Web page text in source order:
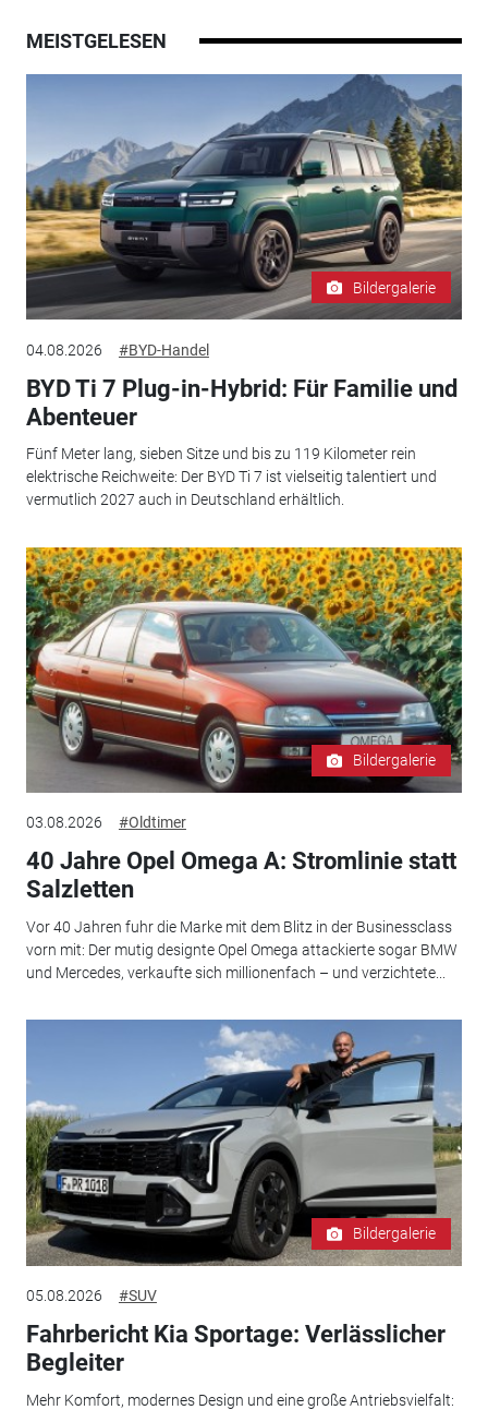
MEISTGELESEN
Bildergalerie
04.08.2026 #BYD-Handel
BYD Ti 7 Plug-in-Hybrid: Für Familie und
Abenteuer
Fünf Meter lang, sieben Sitze und bis zu 119 Kilometer rein
elektrische Reichweite: Der BYD Ti 7 ist vielseitig talentiert und
vermutlich 2027 auch in Deutschland erhältlich.
Bildergalerie
03.08.2026 #Oldtimer
40 Jahre Opel Omega A: Stromlinie statt
Salzletten
Vor 40 Jahren fuhr die Marke mit dem Blitz in der Businessclass
vorn mit: Der mutig designte Opel Omega attackierte sogar BMW
und Mercedes, verkaufte sich millionenfach – und verzichtete...
Bildergalerie
05.08.2026 #SUV
Fahrbericht Kia Sportage: Verlässlicher
Begleiter
Mehr Komfort, modernes Design und eine große Antriebsvielfalt: